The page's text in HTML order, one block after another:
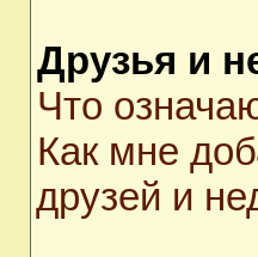
Друзья и
Что
Как мне
друзей и